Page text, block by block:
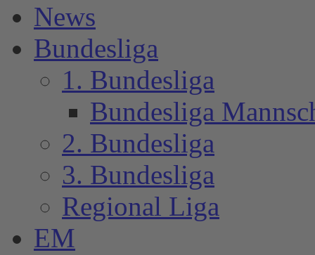
News
Bundesliga
1. Bundesliga
Bundesliga
2. Bundesliga
3. Bundesliga
Regional Liga
EM